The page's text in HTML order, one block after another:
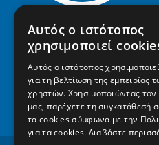
Αυτός ο ιστότοπος
χρησιμοποιεί
Αυτός ο ιστότοπος
για τη βελτίωση της εμπειρίας
χρηστών. Χρησιμοποιώντας τον
μας, παρέχετε τη συγκατάθεσή
τα cookies σύμφωνα με την
για τα cookies. Διαβάστε